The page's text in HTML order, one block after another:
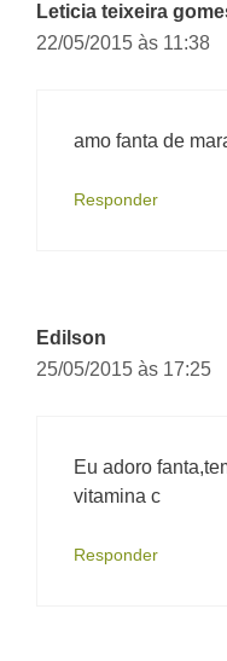
Leticia teixeira
22/05/2015 às 11:38
amo fanta de
Responder
Edilson
25/05/2015 às 17:25
Eu adoro
vitamina c
Responder